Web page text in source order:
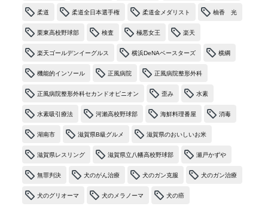
柔道 柔道全日本選手権 柔道金メダリスト 柚香 光
栗東高校野球部 検査 極悪女王 楽天
楽天ゴールデンイーグルス 横浜DeNAベースターズ 横綱
機能的インソール 正風病院 正風病院整形外科
正風病院整形外科セカンドオピニオン 歪み 水素
水素吸引療法 河瀨高校野球部 海鮮料理番屋 消毒
湖南市 滋賀県B級グルメ 滋賀県のおいしいお米
滋賀県レスリング 滋賀県立八幡高校野球部 瀬戸かずや
無罪判決 犬のがん治療 犬のガン克服 犬のガン治療
犬のグリオーマ 犬のメラノーマ 犬の癌